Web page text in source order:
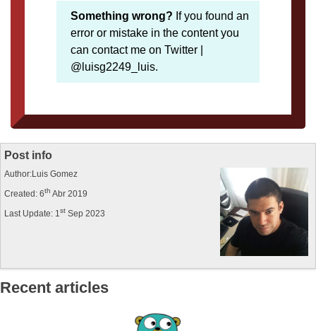
Something wrong? If you found an
error or mistake in the content you
can contact me on Twitter |
@luisg2249_luis.
Post info
Author:Luis Gomez
Created: 6th Abr 2019
Last Update: 1st Sep 2023
Recent articles